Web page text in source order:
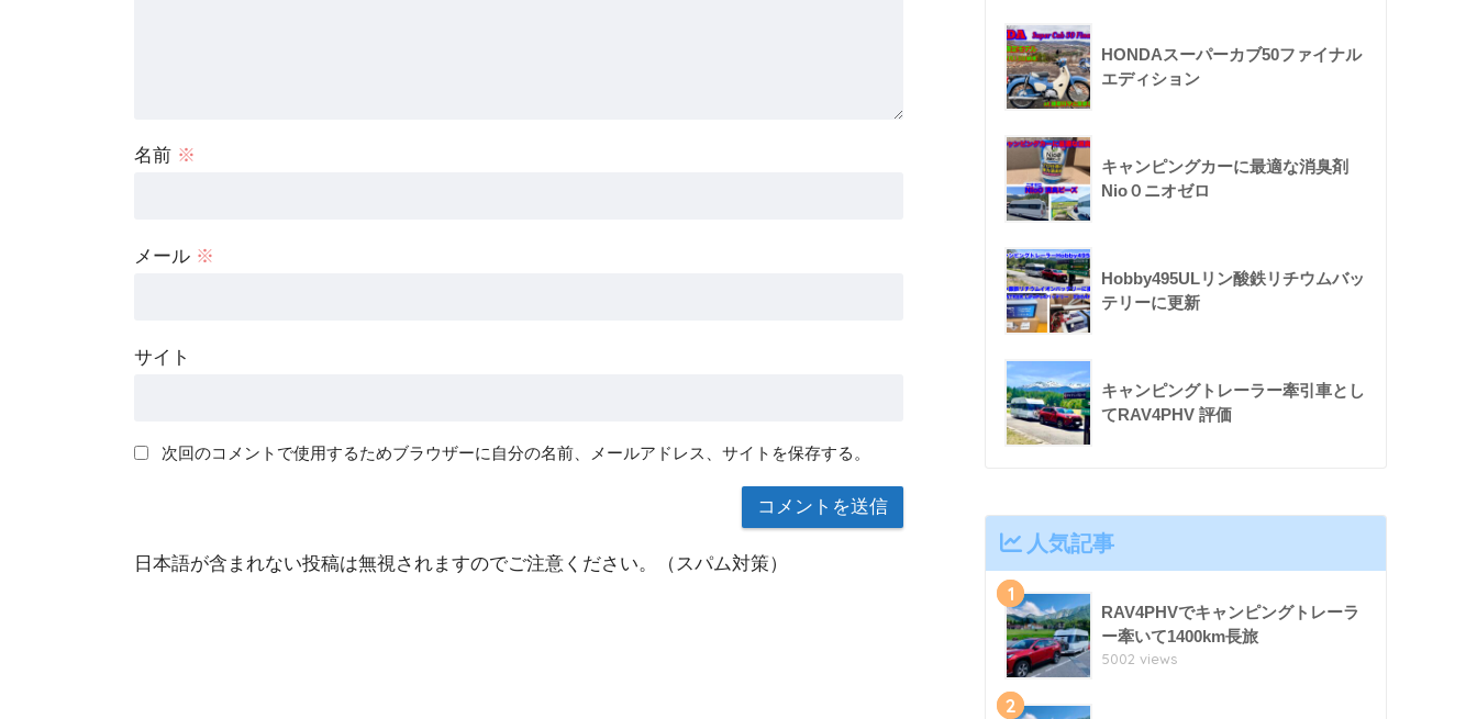
名前 ※
メール ※
サイト
次回のコメントで使用するためブラウザーに自分の名前、メールアドレス、サイトを保存する。
日本語が含まれない投稿は無視されますのでご注意ください。（スパム対策）
HONDAスーパーカブ50ファイナル
エディション
キャンピングカーに最適な消臭剤
Nio０ニオゼロ
Hobby495ULリン酸鉄リチウムバッ
テリーに更新
キャンピングトレーラー牽引車とし
てRAV4PHV 評価
人気記事
1
RAV4PHVでキャンピングトレーラ
ー牽いて1400km長旅
5002 views
2